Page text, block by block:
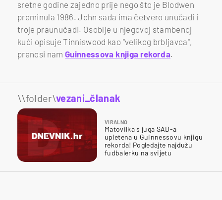
sretne godine zajedno prije nego što je Blodwen
preminula 1986. John sada ima četvero unučadi i
troje praunučadi. Osoblje u njegovoj stambenoj
kući opisuje Tinniswood kao "velikog brbljavca",
prenosi namGuinnessova knjiga rekorda.
\\folder\vezani_članak
VIRALNO
Matovilka s juga SAD-a
upletena u Guinnessovu knjigu
rekorda! Pogledajte najdužu
fudbalerku na svijetu